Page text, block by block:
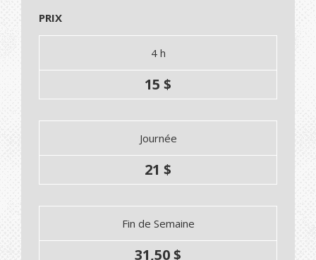
PRIX
4 h
15 $
Journée
21 $
Fin de Semaine
31,50 $